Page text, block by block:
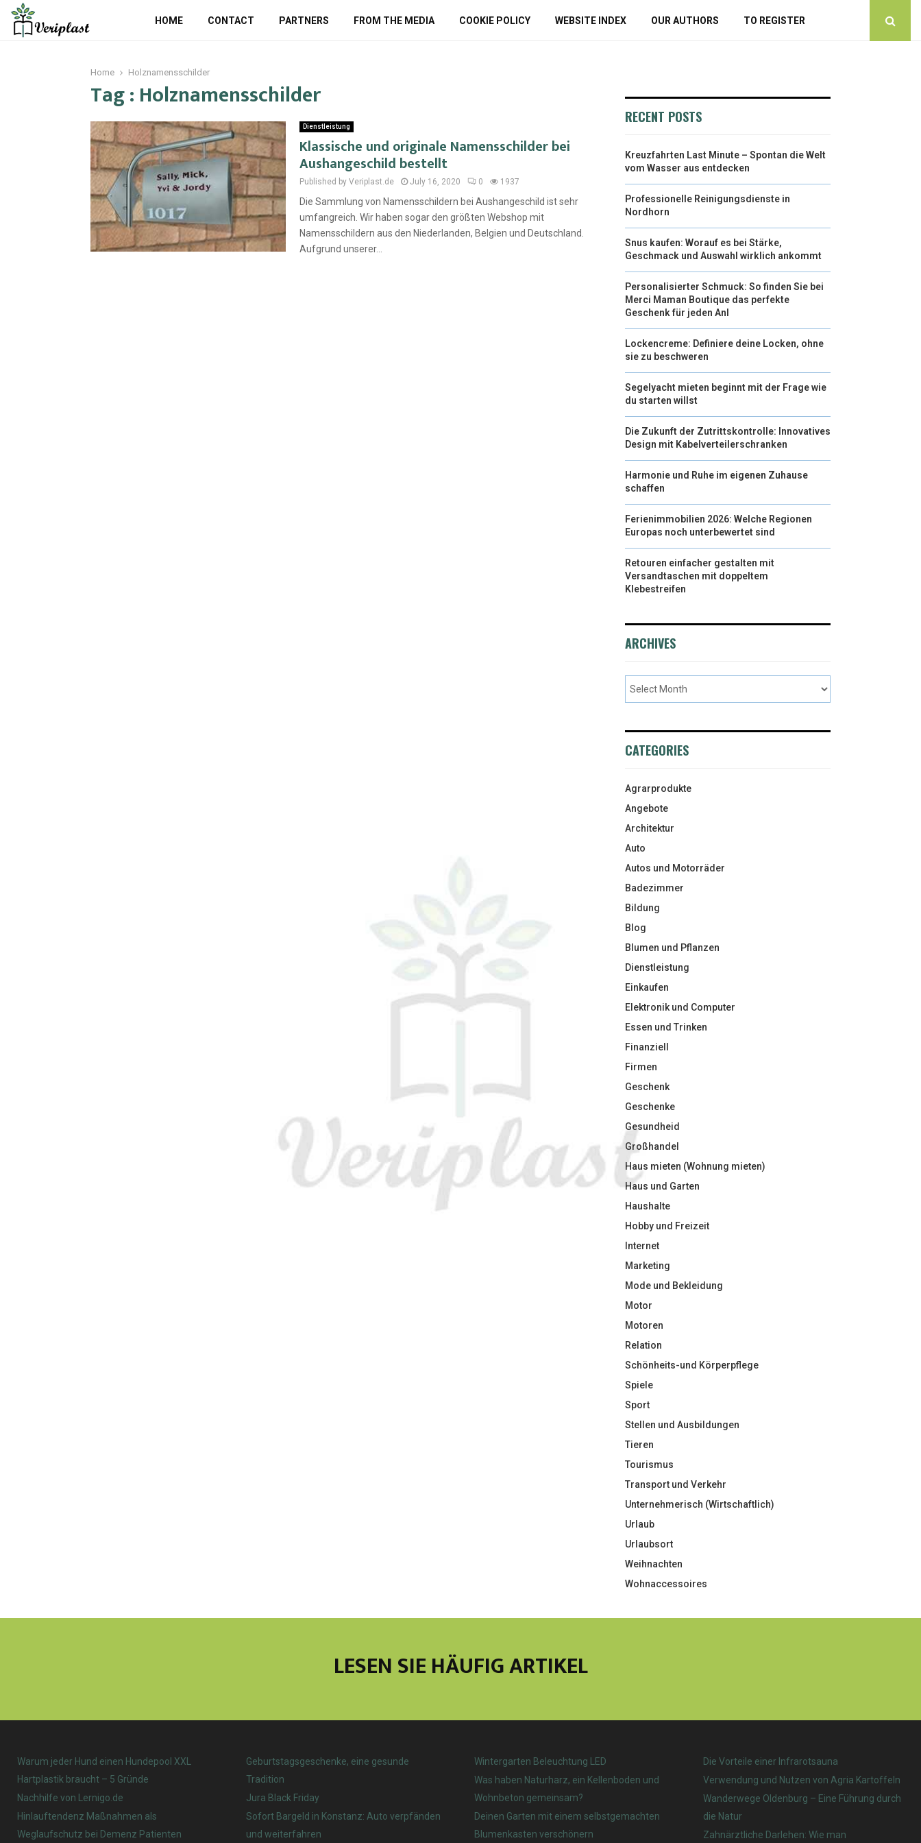
HOME CONTACT PARTNERS FROM THE MEDIA COOKIE POLICY WEBSITE INDEX OUR AUTHORS TO REGISTER
Home Holznamensschilder
Tag : Holznamensschilder
Dienstleistung
Klassische und originale Namensschilder bei
Aushangeschild bestellt
Published by Veriplast.de July 16, 2020 0 1937
Die Sammlung von Namensschildern bei Aushangeschild ist sehr
umfangreich. Wir haben sogar den größten Webshop mit
Namensschildern aus den Niederlanden, Belgien und Deutschland.
Aufgrund unserer...
RECENT POSTS
Kreuzfahrten Last Minute – Spontan die Welt
vom Wasser aus entdecken
Professionelle Reinigungsdienste in
Nordhorn
Snus kaufen: Worauf es bei Stärke,
Geschmack und Auswahl wirklich ankommt
Personalisierter Schmuck: So finden Sie bei
Merci Maman Boutique das perfekte
Geschenk für jeden Anl
Lockencreme: Definiere deine Locken, ohne
sie zu beschweren
Segelyacht mieten beginnt mit der Frage wie
du starten willst
Die Zukunft der Zutrittskontrolle: Innovatives
Design mit Kabelverteilerschranken
Harmonie und Ruhe im eigenen Zuhause
schaffen
Ferienimmobilien 2026: Welche Regionen
Europas noch unterbewertet sind
Retouren einfacher gestalten mit
Versandtaschen mit doppeltem
Klebestreifen
ARCHIVES
CATEGORIES
Agrarprodukte
Angebote
Architektur
Auto
Autos und Motorräder
Badezimmer
Bildung
Blog
Blumen und Pflanzen
Dienstleistung
Einkaufen
Elektronik und Computer
Essen und Trinken
Finanziell
Firmen
Geschenk
Geschenke
Gesundheid
Großhandel
Haus mieten (Wohnung mieten)
Haus und Garten
Haushalte
Hobby und Freizeit
Internet
Marketing
Mode und Bekleidung
Motor
Motoren
Relation
Schönheits-und Körperpflege
Spiele
Sport
Stellen und Ausbildungen
Tieren
Tourismus
Transport und Verkehr
Unternehmerisch (Wirtschaftlich)
Urlaub
Urlaubsort
Weihnachten
Wohnaccessoires
LESEN SIE HÄUFIG ARTIKEL
Warum jeder Hund einen Hundepool XXL
Hartplastik braucht – 5 Gründe
Nachhilfe von Lernigo.de
Hinlauftendenz Maßnahmen als
Weglaufschutz bei Demenz Patienten
Geburtstagsgeschenke, eine gesunde
Tradition
Jura Black Friday
Sofort Bargeld in Konstanz: Auto verpfänden
und weiterfahren
Wintergarten Beleuchtung LED
Was haben Naturharz, ein Kellenboden und
Wohnbeton gemeinsam?
Deinen Garten mit einem selbstgemachten
Blumenkasten verschönern
Die Vorteile einer Infrarotsauna
Verwendung und Nutzen von Agria Kartoffeln
Wanderwege Oldenburg – Eine Führung durch
die Natur
Zahnärztliche Darlehen: Wie man